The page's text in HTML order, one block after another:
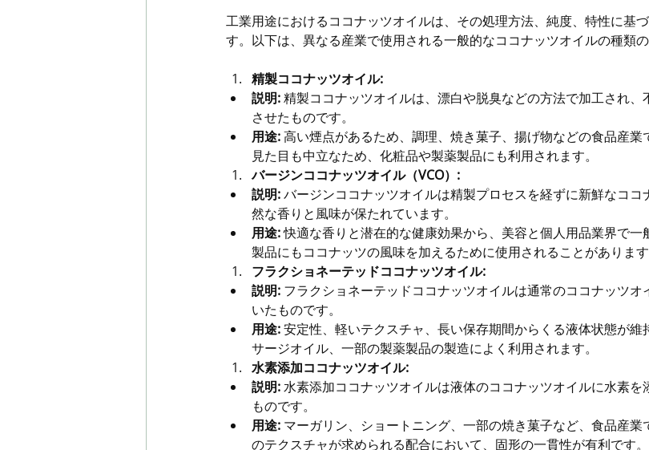
工業用途におけるココナッツオイルは、その処理方法、純度、特性に基
す。以下は、異なる産業で使用される一般的なココナッツオイルの種類の
精製ココナッツオイル:
説明: 精製ココナッツオイルは、漂白や脱臭などの方法で加工され、
させたものです。
用途: 高い煙点があるため、調理、焼き菓子、揚げ物などの食品産
見た目も中立なため、化粧品や製薬製品にも利用されます。
バージンココナッツオイル（VCO）:
説明: バージンココナッツオイルは精製プロセスを経ずに新鮮なココ
然な香りと風味が保たれています。
用途: 快適な香りと潜在的な健康効果から、美容と個人用品業界で一
製品にもココナッツの風味を加えるために使用されることがあります
フラクショネーテッドココナッツオイル:
説明: フラクショネーテッドココナッツオイルは通常のココナッツ
いたものです。
用途: 安定性、軽いテクスチャ、長い保存期間からくる液体状態が維
サージオイル、一部の製薬製品の製造によく利用されます。
水素添加ココナッツオイル:
説明: 水素添加ココナッツオイルは液体のココナッツオイルに水素を
ものです。
用途: マーガリン、ショートニング、一部の焼き菓子など、食品産
のテクスチャが求められる配合において、固形の一貫性が有利です。